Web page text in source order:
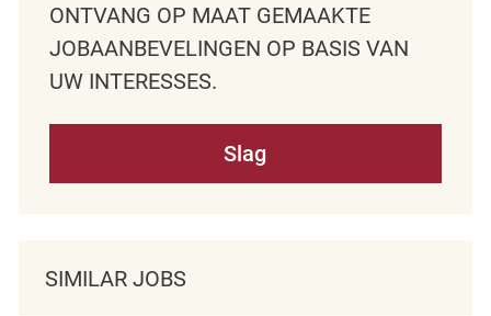
ONTVANG OP MAAT GEMAAKTE
JOBAANBEVELINGEN OP BASIS VAN
UW INTERESSES.
Slag
SIMILAR JOBS